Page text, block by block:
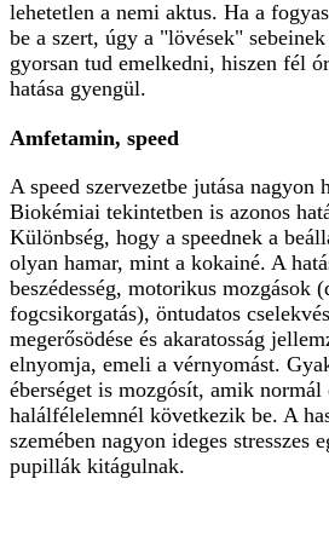
lehetetlen a nemi aktus. Ha a
be a szert, úgy a "lövések"
gyorsan tud emelkedni, hiszen fél
hatása gyengül.
Amfetamin, speed
A speed szervezetbe jutása nagyon
Biokémiai tekintetben is azonos
Különbség, hogy a speednek a
olyan hamar, mint a kokainé. A
beszédesség, motorikus mozgások
fogcsikorgatás), öntudatos
megerősödése és akaratosság
elnyomja, emeli a vérnyomást.
éberséget is mozgósít, amik normál
halálfélelemnél következik be. A
szemében nagyon ideges stresszes
pupillák kitágulnak.